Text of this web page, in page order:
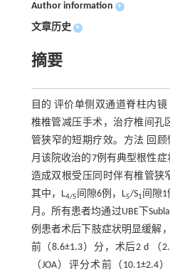
Author information +
文章历史 +
摘要
目的 评价单侧双通道脊柱内镜
椎椎管减压手术，治疗椎间孔
管狭窄的短期疗效。方法 回顾
月该院收治的7例有典型根性症
造成双根受压同时伴有椎管狭
其中，L4/5间隙6例，L5/S1间隙1
月。所有患者均通过UBE下
例患者术后下肢症状明显缓解
前（8.6±1.3）分，术后2 d （
（JOA）评分术前（10.1±2.4